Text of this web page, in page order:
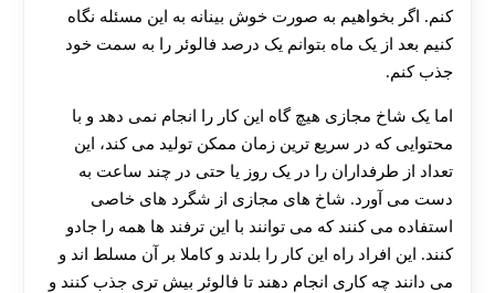
کنم. اگر بخواهیم به صورت خوش بینانه به این مسئله نگاه
کنیم بعد از یک ماه بتوانم یک درصد فالوئر را به سمت خود
جذب کنم.
اما یک شاخ مجازی هیچ گاه این کار را انجام نمی دهد و با
محتوایی که در سریع ترین زمان ممکن تولید می کند، این
تعداد از طرفداران را در یک روز یا حتی در چند ساعت به
دست می آورد. شاخ های مجازی از شگرد های خاصی
استفاده می کنند که می توانند با این ترفند ها همه را جادو
کنند. این افراد راه این کار را بلدند و کاملا بر آن مسلط اند و
می دانند چه کاری انجام دهند تا فالوئر بیش تری جذب کنند و